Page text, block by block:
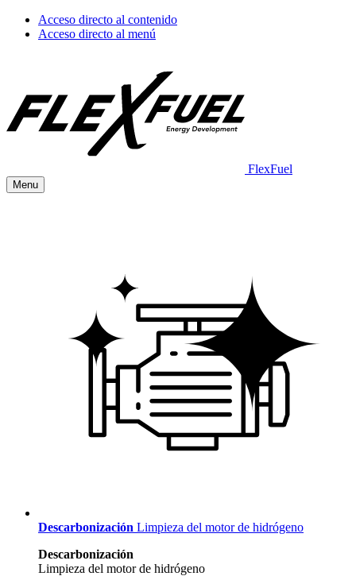
Acceso directo al contenido
Acceso directo al menú
FlexFuel
Menu
Descarbonización Limpieza del motor de hidrógeno
Descarbonización
Limpieza del motor de hidrógeno